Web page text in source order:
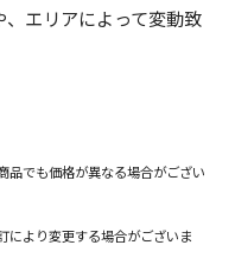
エリアによって変動致
でも価格が異なる場合がござい
より変更する場合がございま